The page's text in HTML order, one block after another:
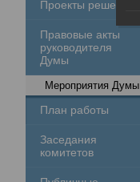
Проекты решений
Правовые акты
руководителя
Думы
Мероприятия Думы
План работы
Заседания
комитетов